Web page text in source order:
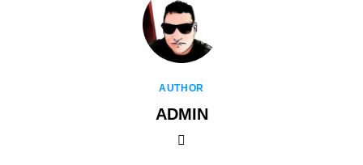
AUTHOR
ADMIN